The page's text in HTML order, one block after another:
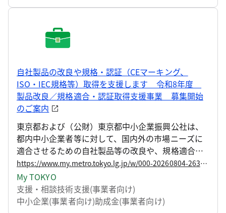
自社製品の改良や規格・認証（CEマーキング、
ISO・IEC規格等）取得を支援します 令和8年度
製品改良／規格適合・認証取得支援事業 募集開始
のご案内
東京都および（公財）東京都中小企業振興公社は、
都内中小企業者等に対して、国内外の市場ニーズに
適合させるための自社製品等の改良や、規格適合・
認証の取得に要する経費の一部を助成するととも
に、プライシング戦略サポーターが技術力や付加価
値を反映した価格設定に向けて支援します。 このた
び、令和8年度の募集を開始します。
https://www.my.metro.tokyo.lg.jp/w/000-20260804-263688643
My TOKYO
支援・相談技術支援(事業者向け)
中小企業(事業者向け)助成金(事業者向け)